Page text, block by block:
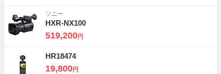
ソニー
HXR-NX100
519,200円
HR18474
19,800円